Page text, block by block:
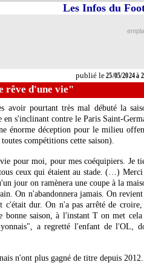
publié le25/05/2024 à
Les Infos du
rêve d'une vie"
pourtant très mal débuté la
s'inclinant contre le Paris Saint-
énorme déception pour le milieu
compétitions cette saison).
pour moi, pour mes coéquipiers. Je
ceux qui étaient au stade. (…) Merci
jour on ramènera une coupe à la
On n'abandonnera jamais. On revient
c'était dur. On n'a pas arrêté de croire,
saison, à l'instant T on met cela
a regretté l'enfant de l'OL,
n'ont plus gagné de titre depuis 2012.